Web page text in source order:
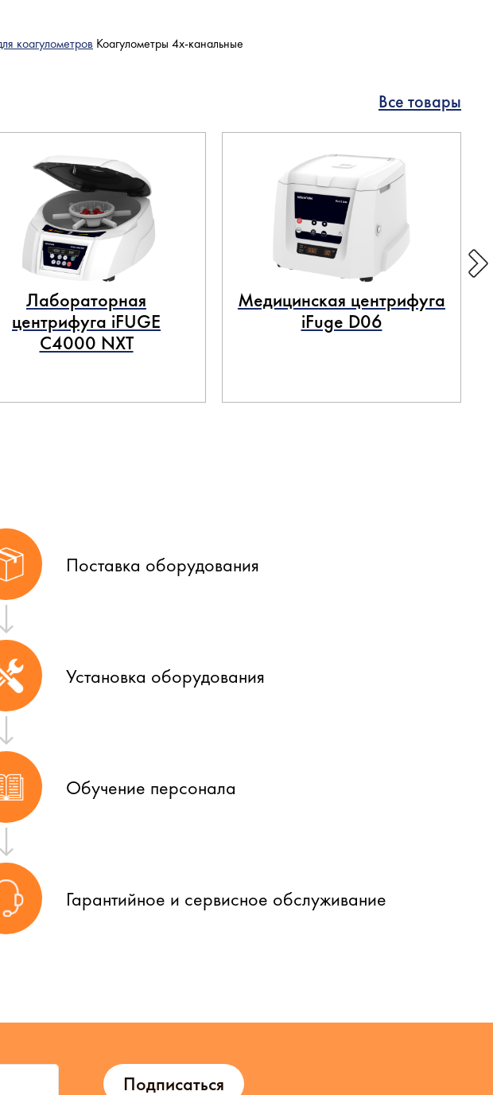
коагулометров Коагулометры 4х-канальные
Все товары
Лабораторная
центрифуга iFUGE
C4000 NXT
Медицинская центрифуга
iFuge D06
Поставка оборудования
Установка оборудования
Обучение персонала
Гарантийное и сервисное обслуживание
Подписаться